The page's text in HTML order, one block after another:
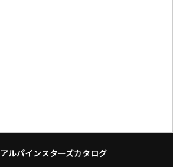
アルパインスターズカタログ